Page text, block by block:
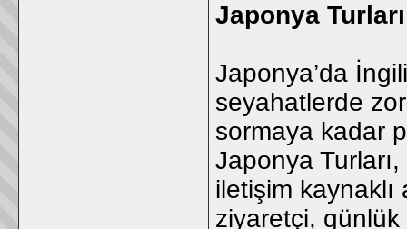
Japonya
Japonya’da
seyahatlerde
sormaya kadar
Japonya
iletişim kaynaklı
ziyaretçi,